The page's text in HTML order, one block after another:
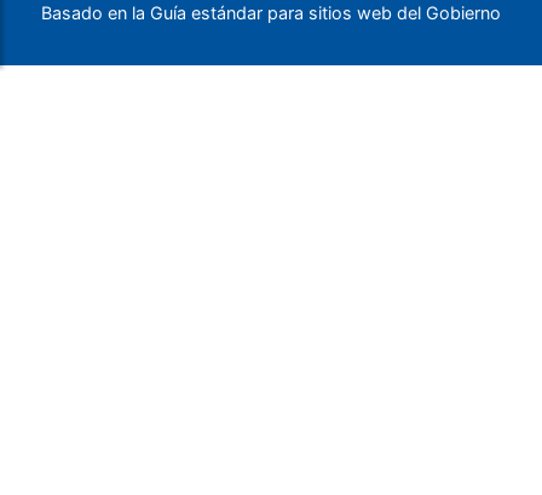
Basado en la Guía estándar para sitios web del Gobierno